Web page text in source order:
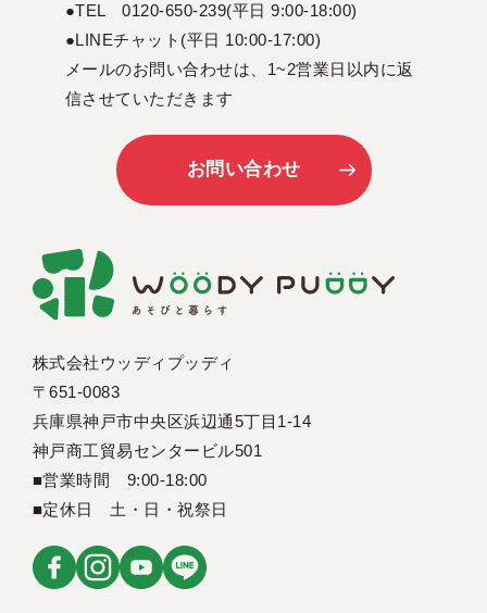
株式会社ウッディプッディ
〒651-0083
兵庫県神戸市中央区浜辺通5丁目1-14
神戸商工貿易センタービル501
■営業時間 9:00-18:00
■定休日 土・日・祝祭日
●TEL 0120-650-239(平日 9:00-18:00)
●LINEチャット(平日 10:00-17:00)
メールのお問い合わせは、1~2営業日以内に返
信させていただきます
お問い合わせ